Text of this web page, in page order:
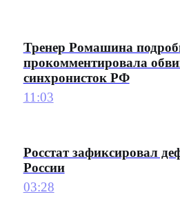
Тренер Ромашина
прокомментировала
синхронисток РФ
11:03
Росстат зафиксировал
России
03:28